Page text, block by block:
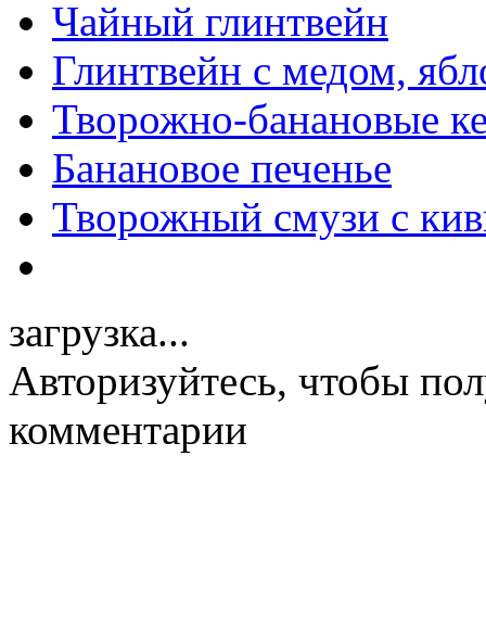
Чайный глинтвейн
Глинтвейн с медом,
Творожно-банановые
Банановое печенье
Творожный смузи с
загрузка...
Авторизуйтесь, чтобы
комментарии